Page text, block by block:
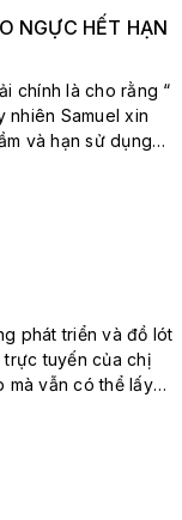
NGỰC HẾT HẠN
chính là cho rằng “
nhiên Samuel xin
và hạn sử dụng
trực tuyến của chị
mà vẫn có thể lấy